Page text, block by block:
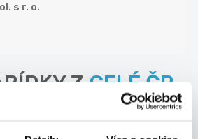
s r. o.
ZCELÉ ČR
23.07.2026